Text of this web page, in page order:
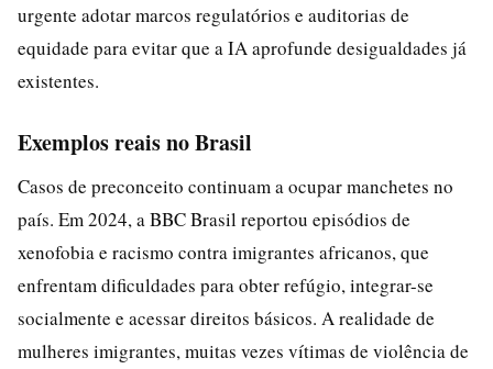
urgente adotar marcos regulatórios e auditorias de
equidade para evitar que a IA aprofunde desigualdades já
existentes.
Exemplos reais no Brasil
Casos de preconceito continuam a ocupar manchetes no
país. Em 2024, a BBC Brasil reportou episódios de
xenofobia e racismo contra imigrantes africanos, que
enfrentam dificuldades para obter refúgio, integrar-se
socialmente e acessar direitos básicos. A realidade de
mulheres imigrantes, muitas vezes vítimas de violência de